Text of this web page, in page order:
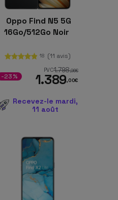
Oppo Find N5 5G
16Go/512Go Noir
18 (11 avis)
PVC1.798,96€
1.389,00€
-23%
Recevez-le mardi,
11 août